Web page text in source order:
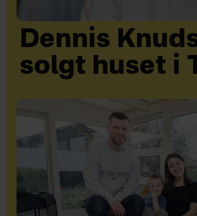
Dennis
solgt huset i